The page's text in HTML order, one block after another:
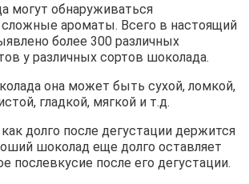
могут обнаруживаться
ароматы. Всего в настоящий
более 300 различных
у различных сортов шоколада.
она может быть сухой, ломкой,
гладкой, мягкой и т.д.
долго после дегустации держится
шоколад еще долго оставляет
послевкусие после его дегустации.